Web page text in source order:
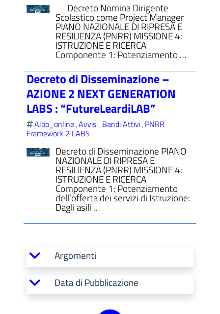
Decreto Nomina Dirigente
Scolastico come Project Manager
PIANO NAZIONALE DI RIPRESA E
RESILIENZA (PNRR) MISSIONE 4:
ISTRUZIONE E RICERCA
Componente 1: Potenziamento …
Decreto di Disseminazione –
AZIONE 2 NEXT GENERATION
LABS : “FutureLeardiLAB”
Albo_online,Avvisi, Bandi Attivi, PNRR
Framework 2 LABS
Decreto di Disseminazione PIANO
NAZIONALE DI RIPRESA E
RESILIENZA (PNRR) MISSIONE 4:
ISTRUZIONE E RICERCA
Componente 1: Potenziamento
dell’offerta dei servizi di Istruzione:
Dagli asili …
Argomenti
Data di Pubblicazione